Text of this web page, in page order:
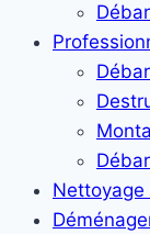
Nettoyage